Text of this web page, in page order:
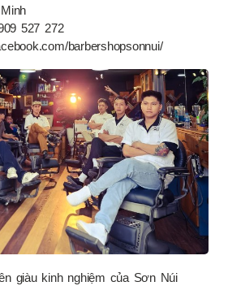
527 272
barbershopsonnui/
giàu kinh nghiệm của Sơn Núi